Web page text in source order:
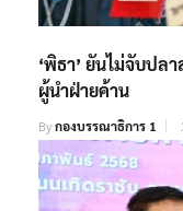
‘พิธา’ ยันไม่จับปล
ผู้นำฝ่ายค้าน
Byกองบรรณาธิการ 1